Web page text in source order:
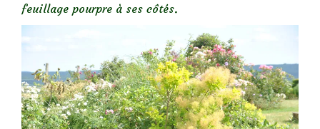
feuillage pourpre à ses côtés.